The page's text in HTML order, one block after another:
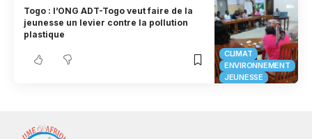
CLIMAT
ENVIRONNEMENT
JEUNESSE
Togo : l’ONG ADT-Togo veut faire de la
jeunesse un levier contre la pollution
plastique